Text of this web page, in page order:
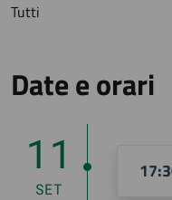
Tutti
Date e orari
11
SET